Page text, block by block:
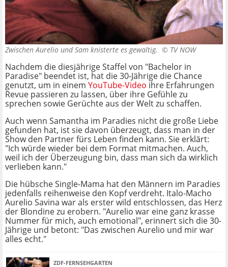
Zwischen Aurelio und Sam knisterte es gewaltig. © TV NOW
Nachdem die diesjährige Staffel von "Bachelor in
Paradise" beendet ist, hat die 30-Jährige die Chance
genutzt, um in einem YouTube-Video ihre Erfahrungen
Revue passieren zu lassen, über ihre Gefühle zu
sprechen sowie Gerüchte aus der Welt zu schaffen.
Auch wenn Samantha im Paradies nicht die große Liebe
gefunden hat, ist sie davon überzeugt, dass man in der
Show den Partner fürs Leben finden kann. Sie erklärt:
"Ich würde wieder bei dem Format mitmachen. Auch,
weil ich der Überzeugung bin, dass man sich da wirklich
verlieben kann."
Die hübsche Single-Mama hat den Männern im Paradies
jedenfalls reihenweise den Kopf verdreht. Italo-Macho
Aurelio Savina war als erster wild entschlossen, das Herz
der Blondine zu erobern. "Aurelio war eine ganz krasse
Nummer für mich, auch emotional", erinnert sich die 30-
Jährige und betont: "Das zwischen Aurelio und mir war
alles echt."
ZDF-FERNSEHGARTEN